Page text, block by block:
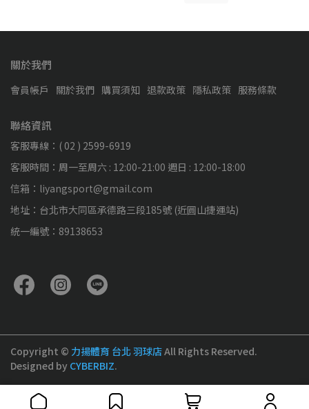
關於我們
會員帳戶 關於我們 購買須知 退款政策 隱私政策 服務條款
聯絡資訊
客服專線：( 02 ) 2599-6919
客服時間：周一至周六 : 12:00-21:00 週日 : 12:00-18:00
信箱：liyangsport@gmail.com
地址：台北市大同區承德路三段185號 (近圓山捷運站)
統一編號：89138653
Copyright © 力揚體育 台北 羽球店All Rights Reserved.
Designed by CYBERBIZ.